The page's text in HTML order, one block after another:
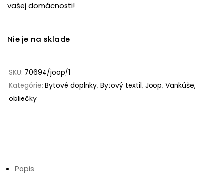
vašej domácnosti!
Nie je na sklade
SKU: 70694/joop/1
Kategórie: Bytové doplnky, Bytový textil, Joop, Vankúše,
obliečky
Popis